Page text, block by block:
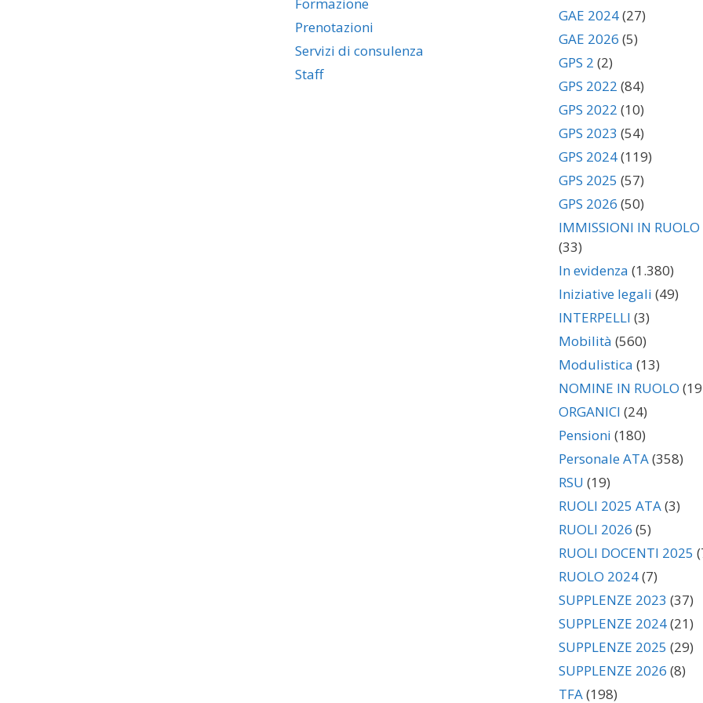
Prenotazioni
Servizi di consulenza
Staff
GAE 2024(27)
GAE 2026 (5)
GPS 2 (2)
GPS 2022 (84)
GPS 2022 (10)
GPS 2023 (54)
GPS 2024(119)
GPS 2025 (57)
GPS 2026 (50)
IMMISSIONI IN
(33)
In evidenza (1.380)
Iniziative legali (49)
INTERPELLI (3)
Mobilità (560)
Modulistica (13)
NOMINE IN RUOLO
ORGANICI (24)
Pensioni (180)
Personale ATA(358)
RSU (19)
RUOLI 2025 ATA(3)
RUOLI 2026 (5)
RUOLI DOCENTI 2025
RUOLO 2024(7)
SUPPLENZE 2023 (37)
SUPPLENZE 2024(21)
SUPPLENZE 2025 (29)
SUPPLENZE 2026 (8)
TFA(198)